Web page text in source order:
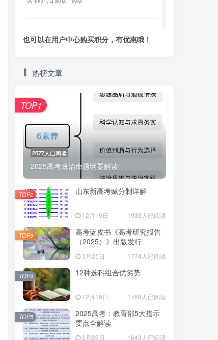
也可以在用户中心购买积分，有优惠哦！
热榜文章
2077人已阅读
2025高考政治命题纲要解读
TOP1
山东新高考赋分制详解
12月19日 1933人已阅读
TOP2
高考蓝皮书《高考研究报告
（2025）》出版发行
3月25日 1774人已阅读
TOP3
12种选科组合优劣势
12月19日 1768人已阅读
TOP4
2025高考：教育部5大指示
要点全解读
2月26日 1649人已阅读
TOP5